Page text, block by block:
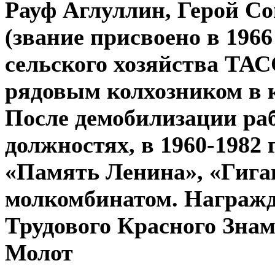
Рауф Аглуллин, Герой
(звание присвоено в
сельского хозяйства
рядовым колхозником в
После демобилизации
должностях, в 1960-1982
«Память Ленина»,
молкомбинатом.
Трудового Красного
Молот